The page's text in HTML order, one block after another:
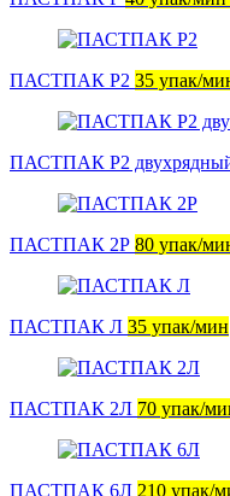
ПАСТПАК Р2 35 упак/
ПАСТПАК Р2
ПАСТПАК 2Р 80 упак/
ПАСТПАК Л 35 упак/мин
ПАСТПАК 2Л 70 упак/
ПАСТПАК 6Л 210 упак/